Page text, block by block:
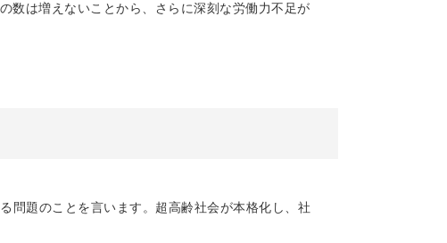
数は増えないことから、さらに深刻な労働力不足が
問題のことを言います。超高齢社会が本格化し、社